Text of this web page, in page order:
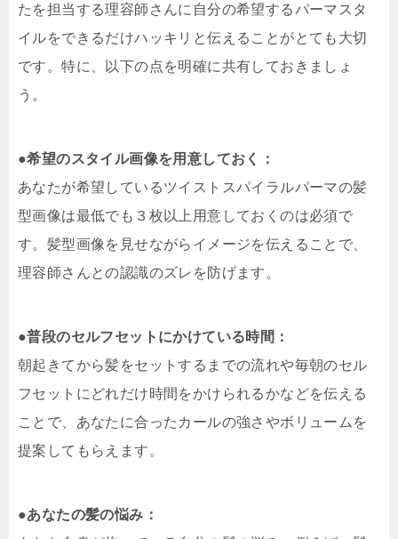
たを担当する理容師さんに自分の希望するパーマスタ
イルをできるだけハッキリと伝えることがとても大切
です。特に、以下の点を明確に共有しておきましょ
う。
●希望のスタイル画像を用意しておく：
あなたが希望しているツイストスパイラルパーマの髪
型画像は最低でも３枚以上用意しておくのは必須で
す。髪型画像を見せながらイメージを伝えることで、
理容師さんとの認識のズレを防げます。
●普段のセルフセットにかけている時間：
朝起きてから髪をセットするまでの流れや毎朝のセル
フセットにどれだけ時間をかけられるかなどを伝える
ことで、あなたに合ったカールの強さやボリュームを
提案してもらえます。
●あなたの髪の悩み：